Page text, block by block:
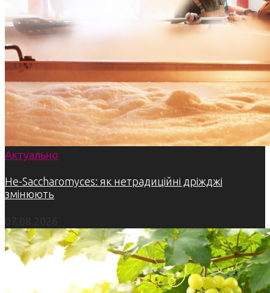
Актуально
Не-Saccharomyces: як нетрадиційні дріжджі
змінюють